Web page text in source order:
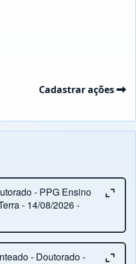
Cadastrar ações
- 14/08/2026 -
48435594-1-pane
48435594-2-pane